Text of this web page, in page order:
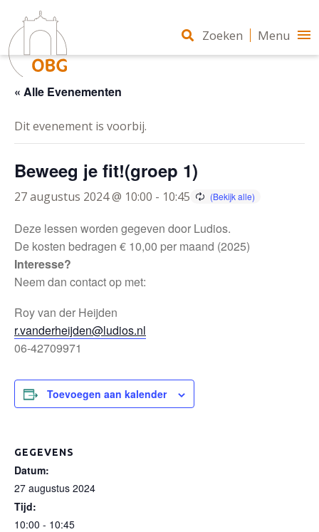
« Alle Evenementen
Dit evenement is voorbij.
Beweeg je fit!(groep 1)
27 augustus 2024 @ 10:00 - 10:45
Deze lessen worden gegeven door Ludios.
De kosten bedragen € 10,00 per maand (2025)
Interesse?
Neem dan contact op met:
Roy van der Heijden
r.vanderheijden@ludios.nl
06-42709971
Toevoegen aan kalender
GEGEVENS
Datum:
27 augustus 2024
Tijd:
10:00 - 10:45
Zoeken Menu